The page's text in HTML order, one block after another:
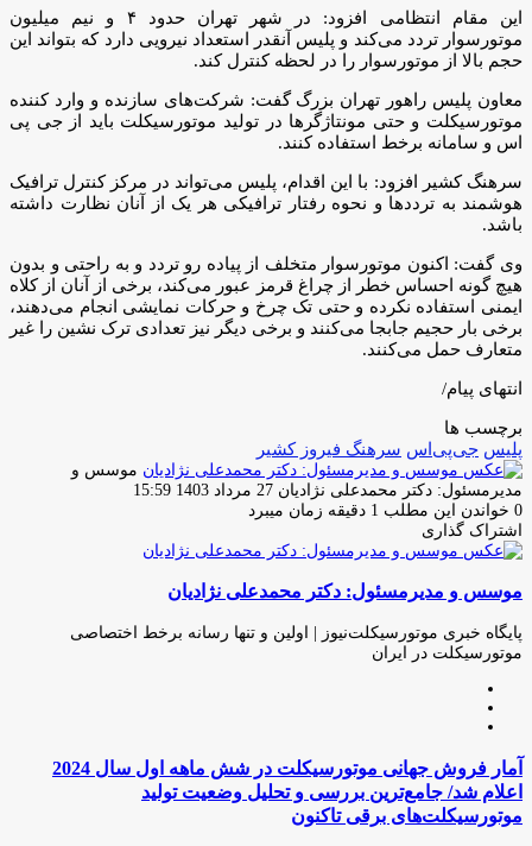
این مقام انتظامی افزود: در شهر تهران حدود ۴ و نیم میلیون
موتورسوار تردد می‌کند و پلیس آنقدر استعداد نیرویی دارد که بتواند این
حجم بالا از موتورسوار را در لحظه کنترل کند.
­معاون پلیس راهور تهران بزرگ گفت: شرکت‌های سازنده و وارد کننده
موتورسیکلت و حتی مونتاژگر‌ها در تولید موتورسیکلت باید از جی پی
اس و سامانه برخط استفاده کنند.
سرهنگ کشیر افزود: با این اقدام، پلیس می‌تواند در مرکز کنترل ترافیک
هوشمند به تردد‌ها و نحوه رفتار ترافیکی هر یک از آنان نظارت داشته
باشد.
وی گفت: اکنون موتورسوار متخلف از پیاده رو تردد و به راحتی و بدون
هیچ گونه احساس خطر از چراغ قرمز عبور می‌کند، برخی از آنان از کلاه
ایمنی استفاده نکرده و حتی تک چرخ و حرکات نمایشی انجام می‌دهند،
برخی بار حجیم جابجا می‌کنند و برخی دیگر نیز تعدادی ترک نشین را غیر
متعارف حمل می‌کنند.
انتهای پیام/
برچسب ها
پلیس جی‌پی‌اس سرهنگ فیروز کشیر
موسس و
مدیرمسئول: دکتر محمدعلی نژادیان ارسال
ایمیل
27 مرداد 1403 15:59
0 خواندن این مطلب 1 دقیقه زمان میبرد
اشتراک گذاری
فیس
توئیتر
لینکدین
واتس
تلگرام
اشتراک
از
ایمیل
چاپ
موسس و مدیرمسئول: دکتر محمدعلی نژادیان
پایگاه خبری موتورسیکلت‌نیوز | اولین و تنها رسانه برخط اختصاصی
موتورسیکلت در ایران
آمار
فروش
جهانی
موتورسیکلت
آمار فروش جهانی موتورسیکلت در شش ماهه اول سال 2024
اعلام شد/ جامع‌ترین بررسی و تحلیل وضعیت تولید
موتورسیکلت‌‌های برقی تاکنون